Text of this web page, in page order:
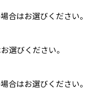
合はお選びください。
選びください。
合はお選びください。